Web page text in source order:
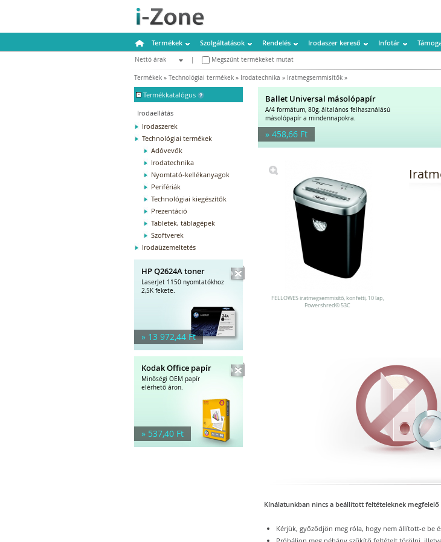
Termékek Szolgáltatások Rendelés Irodaszer kereső Infotár
Nettó árak
Megszűnt termékeket mutat
Termékek » Technológiai termékek » Irodatechnika » Iratmegsemmisítők »
- Termékkatalógus
Irodaellátás
Irodaszerek
Technológiai termékek
Adóvevők
Irodatechnika
Nyomtató-kellékanyagok
Perifériák
Technológiai kiegészítők
Prezentáció
Tabletek, táblagépek
Szoftverek
Irodaüzemeltetés
HP Q2624A toner
LaserJet 1150 nyomtatókhoz
2,5K fekete.
» 13 972,44 Ft
Kodak Office papír
Minőségi OEM papír
elérhető áron.
» 537,40 Ft
Ballet Universal másolópapír
A/4 formátum, 80g, általános felhasználású
másolópapír a mindennapokra.
» 458,66 Ft
FELLOWES iratmegsemmisítő, konfetti, 10 lap,
Powershred® 53C
Kínálatunkban nincs a beállított feltételeknek megfelelő
Kérjük, győződjön meg róla, hogy nem állított-e be
Próbáljon meg néhány szűkítő feltételt törölni,